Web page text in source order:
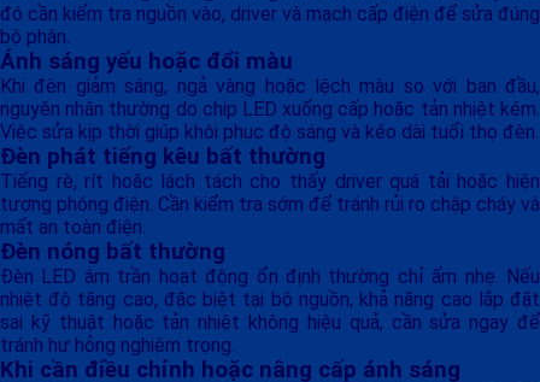
đó cần kiểm tra nguồn vào, driver và mạch cấp điện để sửa đúng
bộ phận.
Ánh sáng yếu hoặc đổi màu
Khi đèn giảm sáng, ngả vàng hoặc lệch màu so với ban đầu,
nguyên nhân thường do chip LED xuống cấp hoặc tản nhiệt kém.
Việc sửa kịp thời giúp khôi phục độ sáng và kéo dài tuổi thọ đèn.
Đèn phát tiếng kêu bất thường
Tiếng rè, rít hoặc lách tách cho thấy driver quá tải hoặc hiện
tượng phóng điện. Cần kiểm tra sớm để tránh rủi ro chập cháy và
mất an toàn điện.
Đèn nóng bất thường
Đèn LED âm trần hoạt động ổn định thường chỉ ấm nhẹ. Nếu
nhiệt độ tăng cao, đặc biệt tại bộ nguồn, khả năng cao lắp đặt
sai kỹ thuật hoặc tản nhiệt không hiệu quả, cần sửa ngay để
tránh hư hỏng nghiêm trọng.
Khi cần điều chỉnh hoặc nâng cấp ánh sáng